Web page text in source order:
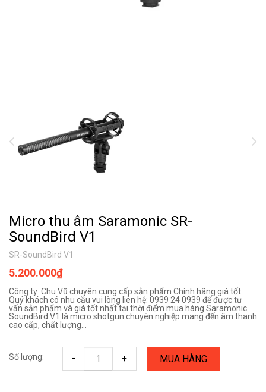
Micro thu âm Saramonic SR-
SoundBird V1
SR-SoundBird V1
5.200.000₫
Công ty Chu Vũ chuyên cung cấp sản phẩm Chính hãng giá tốt.
Quý khách có nhu cầu vui lòng liên hệ: 0939 24 0939 để được tư
vấn sản phẩm và giá tốt nhất tại thời điểm mua hàng Saramonic
SoundBird V1 là micro shotgun chuyên nghiệp mang đến âm thanh
cao cấp, chất lượng...
Số lượng: - + MUA HÀNG